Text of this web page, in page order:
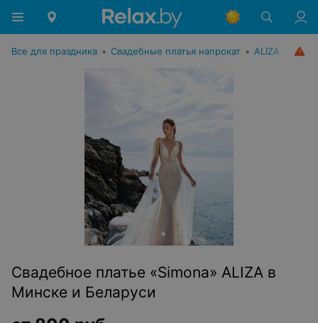
Все для праздника • Свадебные платья напрокат • ALIZA
Свадебное платье «Simona» ALIZA в
Минске и Беларуси